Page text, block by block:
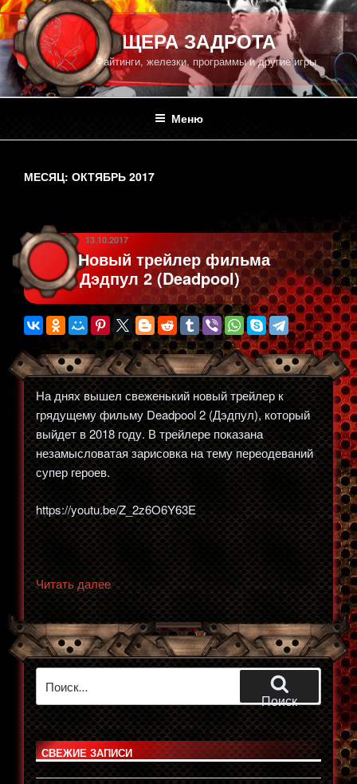
Перейти
к
содержимому
ПЕЩЕРА ЗАДРОТА
Файтинги, железки, программы и другие игры
Меню
МЕСЯЦ: ОКТЯБРЬ 2017
ОПУБЛИКОВАНО
13.10.2017
Новый трейлер фильма
Дэдпул 2 (Deadpool)
На днях вышел свеженький новый трейлер к
грядущему фильму Deadpool 2 (Дэдпул), который
выйдет в 2018 году. В трейлере показана
незамысловатая зарисовка на тему переодеваний
супер героев.
https://youtu.be/Z_2z6O6Y63E
Читать далее«Новый
трейлер
фильма
Дэдпул
2
Поиск
СВЕЖИЕ ЗАПИСИ